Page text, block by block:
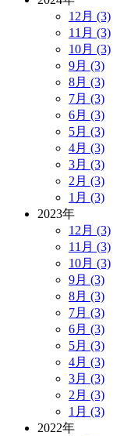
12月 (3)
11月 (3)
10月 (3)
9月 (3)
8月 (3)
7月 (3)
6月 (3)
5月 (3)
4月 (3)
3月 (3)
2月 (3)
1月 (3)
2023年
12月 (3)
11月 (3)
10月 (3)
9月 (3)
8月 (3)
7月 (3)
6月 (3)
5月 (3)
4月 (3)
3月 (3)
2月 (3)
1月 (3)
2022年